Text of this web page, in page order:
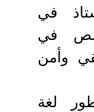
في
في
وأمن
لغة